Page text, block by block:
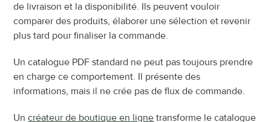
de livraison et la disponibilité. Ils peuvent vouloir
comparer des produits, élaborer une sélection et revenir
plus tard pour finaliser la commande.
Un catalogue PDF standard ne peut pas toujours prendre
en charge ce comportement. Il présente des
informations, mais il ne crée pas de flux de commande.
Un créateur de boutique en ligne transforme le catalogue